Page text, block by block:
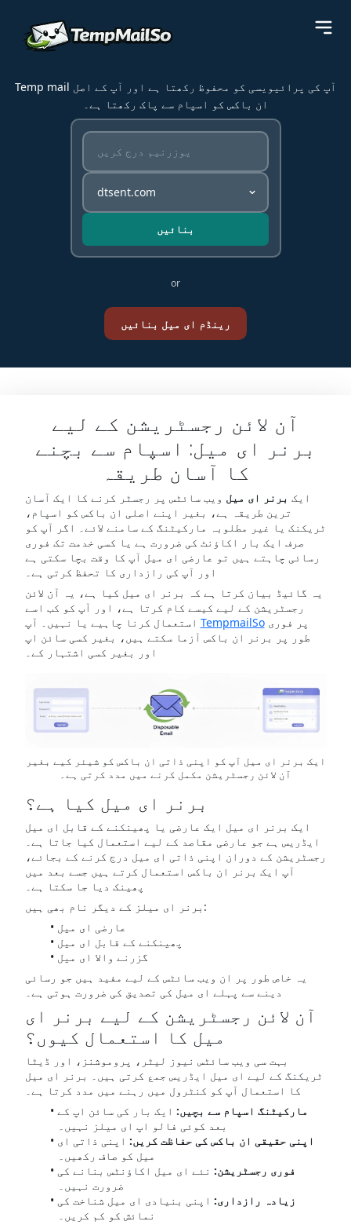
Temp mail آپ کی پرائیویسی کو محفوظ رکھتا ہے اور آپ کے اصل
ان باکس کو اسپام سے پاک رکھتا ہے۔
بنائیں
or
رینڈم ای میل بنائیں
آن لائن رجسٹریشن کے لیے
برنر ای میل: اسپام سے بچنے
کا آسان طریقہ
ایک برنر ای میل ویب سائٹس پر رجسٹر کرنے کا ایک آسان
ترین طریقہ ہے، بغیر اپنے اصلی ان باکس کو اسپام،
ٹریکنک یا غیر مطلوبہ مارکیٹنگ کے سامنے لائے۔ اگر آپ کو
صرف ایک بار اکاؤنٹ کی ضرورت ہے یا کسی خدمت تک فوری
رسائی چاہتے ہیں تو عارضی ای میل آپ کا وقت بچا سکتی ہے
اور آپ کی رازداری کا تحفظ کرتی ہے۔
یہ گائیڈ بیان کرتا ہے کہ برنر ای میل کیا ہے، یہ آن لائن
رجسٹریشن کے لیے کیسے کام کرتا ہے، اور آپ کو کب اسے
TempmailSoپر فوری
طور پر برنر ان باکس آزما سکتے ہیں، بغیر کسی سائن اپ
اور بغیر کسی اشتہار کے۔
ایک برنر ای میل آپ کو اپنی ذاتی ان باکس کو شیئر کیے بغیر
آن لائن رجسٹریشن مکمل کرنے میں مدد کرتی ہے۔
برنر ای میل کیا ہے؟
ایک برنر ای میل ایک عارضی یا پھینکنے کے قابل ای میل
ایڈریس ہے جو عارضی مقاصد کے لیے استعمال کیا جاتا ہے۔
رجسٹریشن کے دوران اپنی ذاتی ای میل درج کرنے کے بجائے،
آپ ایک برنر ان باکس استعمال کرتے ہیں جسے بعد میں
پھینک دیا جا سکتا ہے۔
برنر ای میلز کے دیگر نام بھی ہیں:
عارضی ای میل
پھینکنے کے قابل ای میل
گزرنے والا ای میل
یہ خاص طور پر ان ویب سائٹس کے لیے مفید ہیں جو رسائی
دینے سے پہلے ای میل کی تصدیق کی ضرورت ہوتی ہے۔
آن لائن رجسٹریشن کے لیے برنر ای
میل کا استعمال کیوں؟
بہت سی ویب سائٹس نیوز لیٹر، پروموشنز، اور ڈیٹا
ٹریکنگ کے لیے ای میل ایڈریس جمع کرتی ہیں۔ برنر ای میل
کا استعمال آپ کو کنٹرول میں رہنے میں مدد کرتا ہے۔
مارکیٹنگ اسپام سے بچیں: ایک بار کی سائن اپ کے
بعد کوئی فالو اپ ای میلز نہیں۔
اپنی حقیقی ان باکس کی حفاظت کریں: اپنی ذاتی ای
میل کو صاف رکھیں۔
فوری رجسٹریشن: نئے ای میل اکاؤنٹس بنانے کی
ضرورت نہیں۔
زیادہ رازداری: اپنی بنیادی ای میل شناخت کی
نمائش کو کم کریں۔